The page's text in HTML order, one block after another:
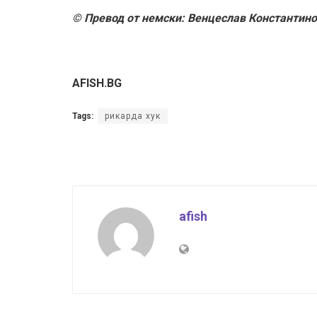
© Превод от немски: Венцеслав
AFISH.BG
Tags: рикарда хук
afish